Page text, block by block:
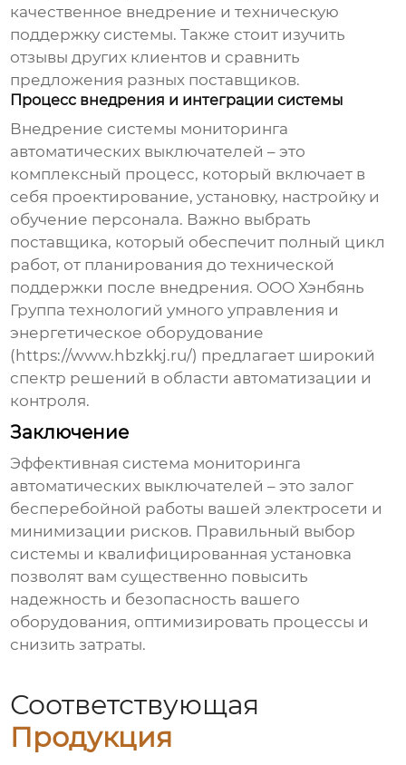
качественное внедрение и техническую
поддержку системы. Также стоит изучить
отзывы других клиентов и сравнить
предложения разных поставщиков.
Процесс внедрения и интеграции системы
Внедрение системы мониторинга
автоматических выключателей – это
комплексный процесс, который включает в
себя проектирование, установку, настройку и
обучение персонала. Важно выбрать
поставщика, который обеспечит полный цикл
работ, от планирования до технической
поддержки после внедрения. ООО Хэнбянь
Группа технологий умного управления и
энергетическое оборудование
( https://www.hbzkkj.ru/) предлагает широкий
спектр решений в области автоматизации и
контроля.
Заключение
Эффективная система мониторинга
автоматических выключателей – это залог
бесперебойной работы вашей электросети и
минимизации рисков. Правильный выбор
системы и квалифицированная установка
позволят вам существенно повысить
надежность и безопасность вашего
оборудования, оптимизировать процессы и
снизить затраты.
Соответствующая
Продукция